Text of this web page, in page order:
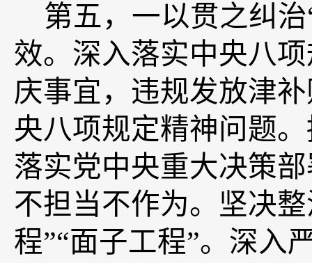
第五， 一以贯之纠
效。 深入落实中央八
庆事宜，违规发放津
央八项规定精神问题
落实党中央重大决策
不担当不作为。坚决
程”“面子工程”。深入